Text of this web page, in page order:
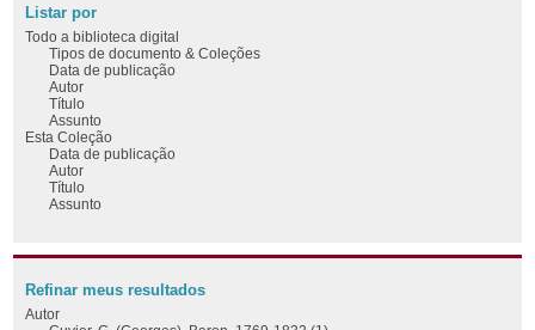
Listar por
Todo a biblioteca digital
Tipos de documento & Coleções
Data de publicação
Autor
Título
Assunto
Esta Coleção
Data de publicação
Autor
Título
Assunto
Refinar meus resultados
Autor